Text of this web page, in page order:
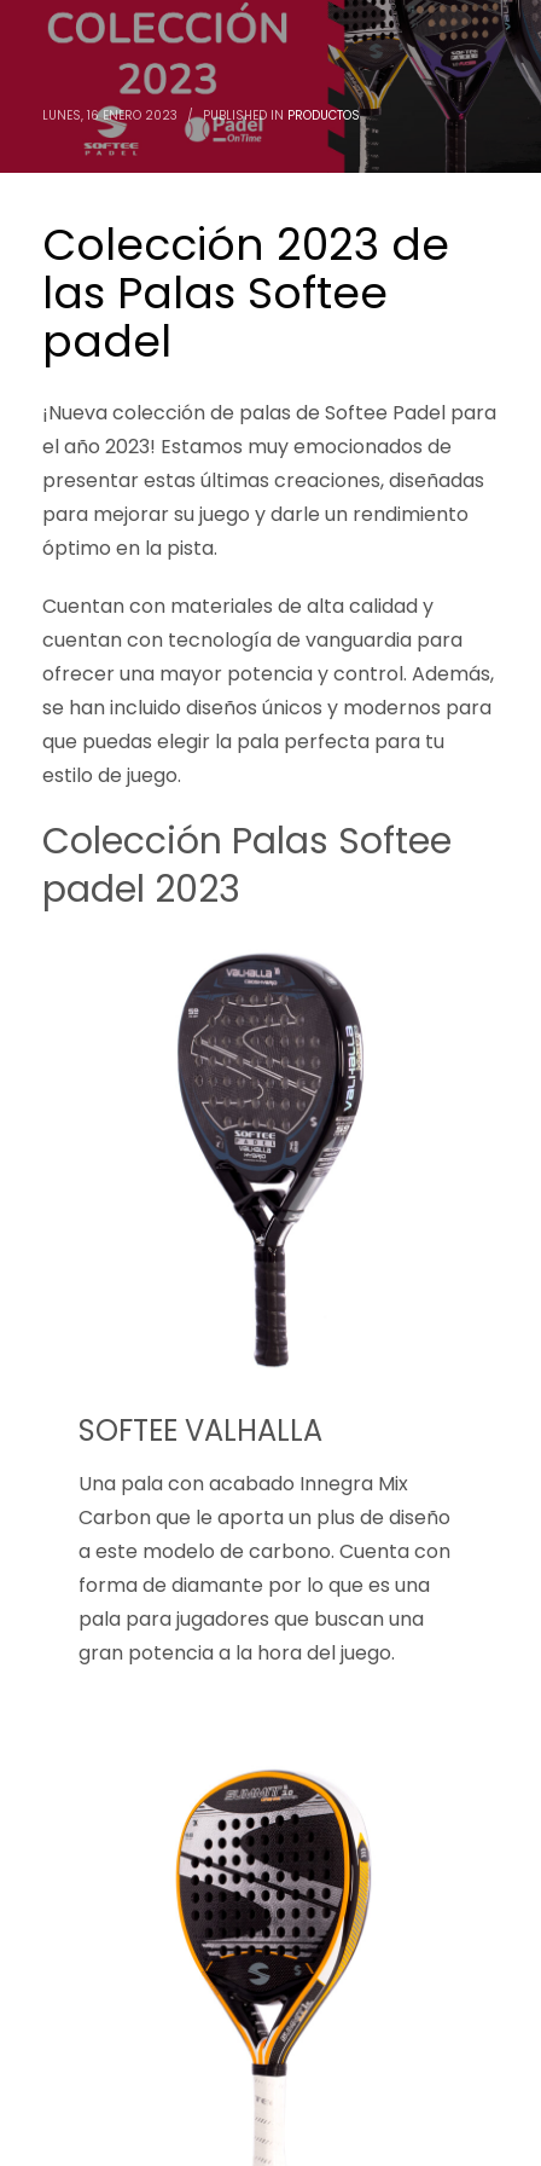
noviembre 2022
septiembre 2022
agosto 2022
julio 2022
junio 2022
marzo 2022
febrero 2022
enero 2022
diciembre 2021
noviembre 2021
Categorías
Noticias
Productos
Promociones
Rebajas
Sobre el pádel
LUNES, 16 ENERO 2023 / PUBLISHED IN PRODUCTOS
Colección 2023 de
las Palas Softee
padel
¡Nueva colección de palas de Softee Padel para
el año 2023! Estamos muy emocionados de
presentar estas últimas creaciones, diseñadas
para mejorar su juego y darle un rendimiento
óptimo en la pista.
Cuentan con materiales de alta calidad y
cuentan con tecnología de vanguardia para
ofrecer una mayor potencia y control. Además,
se han incluido diseños únicos y modernos para
que puedas elegir la pala perfecta para tu
estilo de juego.
Colección Palas Softee
padel 2023
SOFTEE VALHALLA
Una pala con acabado Innegra Mix
Carbon que le aporta un plus de diseño
a este modelo de carbono. Cuenta con
forma de diamante por lo que es una
pala para jugadores que buscan una
gran potencia a la hora del juego.